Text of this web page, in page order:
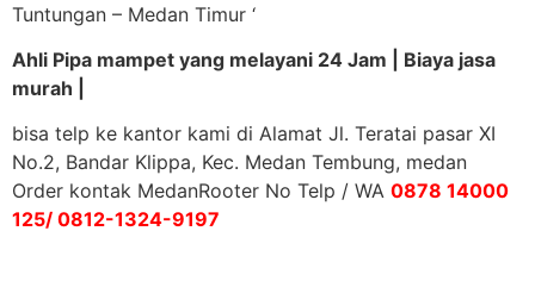
Tuntungan – Medan Timur ‘
Ahli Pipa mampet yang melayani 24 Jam | Biaya jasa
murah |
bisa telp ke kantor kami di Alamat Jl. Teratai pasar XI
No.2, Bandar Klippa, Kec. Medan Tembung, medan
Order kontak MedanRooter No Telp / WA 0878 14000
125/ 0812-1324-9197